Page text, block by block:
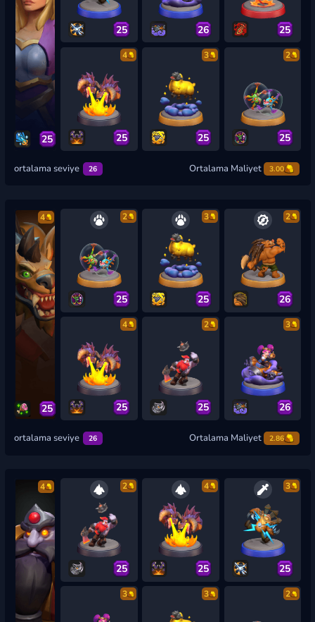
25
25 26 25
4
25
3
25
2
25
ortalama seviye 26 Ortalama Maliyet 3.00
4
25
2
25
3
25
2
26
4
25
2
25
3
26
ortalama seviye 26 Ortalama Maliyet 2.86
4 2
25
4
25
3
25
3 3 2